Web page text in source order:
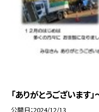
「ありがとうございます
公開日 2024/12/13